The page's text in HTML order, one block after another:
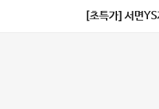
[초특가] 서면